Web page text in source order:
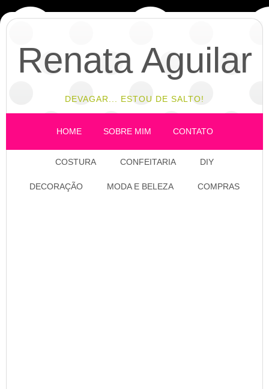
Renata Aguilar
DEVAGAR... ESTOU DE SALTO!
HOME SOBRE MIM CONTATO
COSTURA CONFEITARIA DIY
DECORAÇÃO MODA E BELEZA COMPRAS